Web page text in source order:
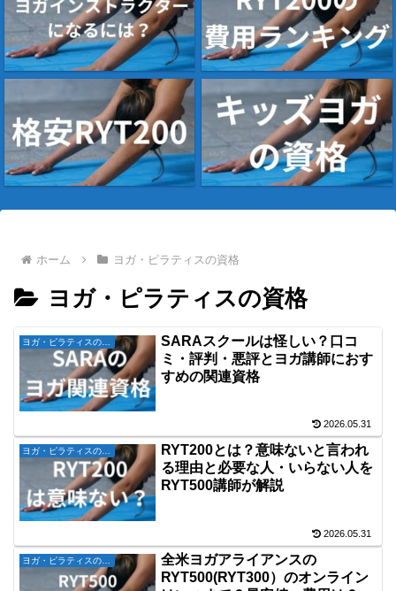
ホーム ヨガ・ピラティスの資格
ヨガ・ピラティスの資格
SARAスクールは怪しい？口コ
ミ・評判・悪評とヨガ講師におす
すめの関連資格
2026.05.31
ヨガ・ピラティスの資格
RYT200とは？意味ないと言われ
る理由と必要な人・いらない人を
RYT500講師が解説
2026.05.31
全米ヨガアライアンスの
RYT500(RYT300）のオンライン